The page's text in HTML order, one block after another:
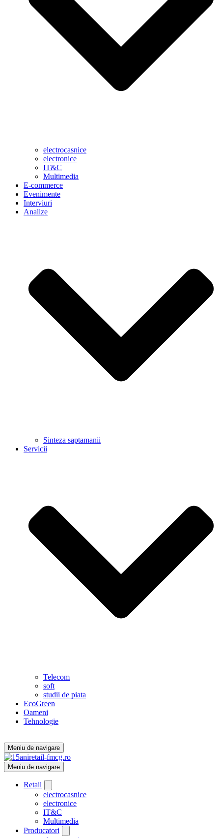
electrocasnice
electronice
IT&C
Multimedia
E-commerce
Evenimente
Interviuri
Analize
Sinteza saptamanii
Servicii
Telecom
soft
studii de piata
EcoGreen
Oameni
Tehnologie
Meniu de navigare
Meniu de navigare
Retail
electrocasnice
electronice
IT&C
Multimedia
Producatori